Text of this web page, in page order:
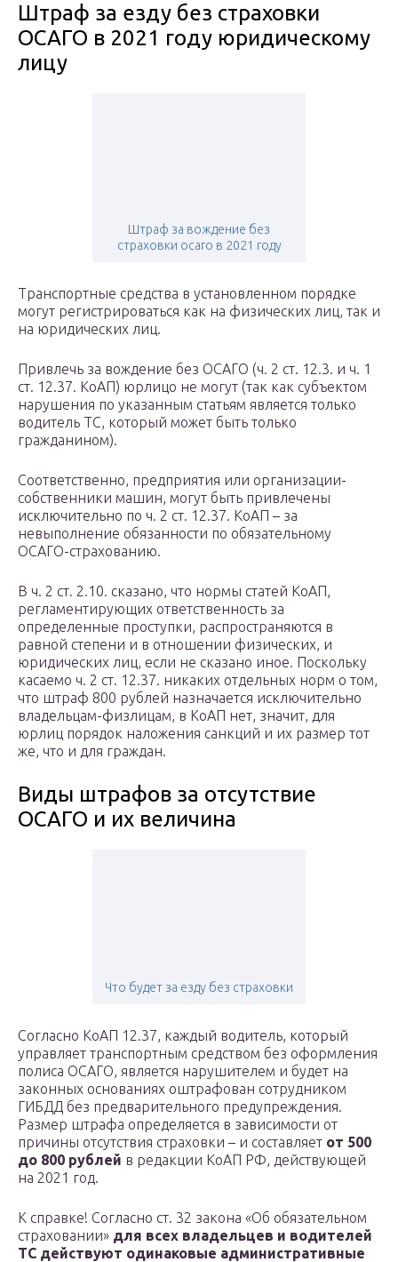
Штраф за езду без страховки
ОСАГО в 2021 году юридическому
лицу
Штраф за вождение без
страховки осаго в 2021 году
Транспортные средства в установленном порядке
могут регистрироваться как на физических лиц, так и
на юридических лиц.
Привлечь за вождение без ОСАГО (ч. 2 ст. 12.3. и ч. 1
ст. 12.37. КоАП) юрлицо не могут (так как субъектом
нарушения по указанным статьям является только
водитель ТС, который может быть только
гражданином).
Соответственно, предприятия или организации-
собственники машин, могут быть привлечены
исключительно по ч. 2 ст. 12.37. КоАП – за
невыполнение обязанности по обязательному
ОСАГО-страхованию.
В ч. 2 ст. 2.10. сказано, что нормы статей КоАП,
регламентирующих ответственность за
определенные проступки, распространяются в
равной степени и в отношении физических, и
юридических лиц, если не сказано иное. Поскольку
касаемо ч. 2 ст. 12.37. никаких отдельных норм о том,
что штраф 800 рублей назначается исключительно
владельцам-физлицам, в КоАП нет, значит, для
юрлиц порядок наложения санкций и их размер тот
же, что и для граждан.
Виды штрафов за отсутствие
ОСАГО и их величина
Что будет за езду без страховки
Согласно КоАП 12.37, каждый водитель, который
управляет транспортным средством без оформления
полиса ОСАГО, является нарушителем и будет на
законных основаниях оштрафован сотрудником
ГИБДД без предварительного предупреждения.
Размер штрафа определяется в зависимости от
причины отсутствия страховки – и составляет от 500
до 800 рублей в редакции КоАП РФ, действующей
на 2021 год.
К справке! Согласно ст. 32 закона «Об обязательном
страховании» для всех владельцев и водителей
ТС действуют одинаковые административные